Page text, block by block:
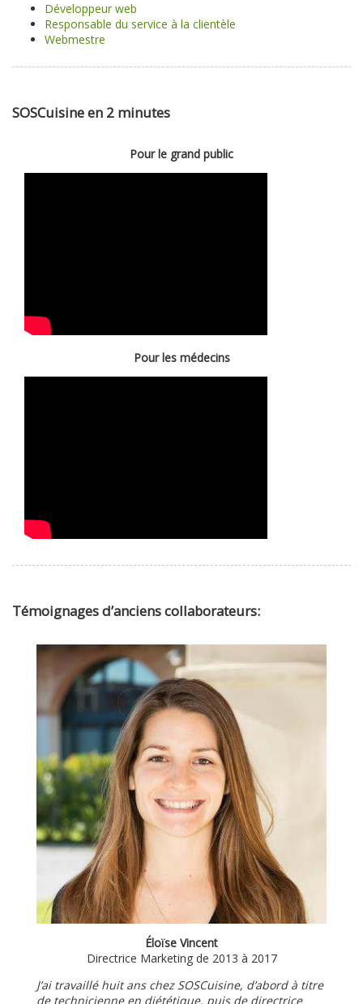
Développeur web
Responsable du service à la clientèle
Webmestre
SOSCuisine en 2 minutes
Pour le grand public
Pour les médecins
Témoignages d’anciens collaborateurs:
Éloïse Vincent
Directrice Marketing de 2013 à 2017
J’ai travaillé huit ans chez SOSCuisine, d’abord à titre
de technicienne en diététique, puis de directrice